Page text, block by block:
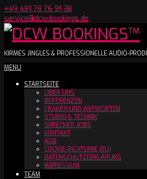
Skip
to
content
+49 481 78 76 91 38
service@dcw-bookings.de
DCW
BOOKINGS™
KIRMES JINGLES & PROFESSIONELLE AUDIO-
Secondary
Menu
MENU
STARTSEITE
ÜBER UNS
REFERENZEN
FRAGEN UND ANTWORTEN
STUDIO & TECHNIK
SPRECHER JOBS
KONTAKT
AGB
COOKIE-RICHTLINIE (EU)
DATENSCHUTZERKLÄRUNG
IMPRESSUM
TEAM